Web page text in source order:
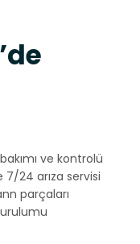
ve kontrolü
7/24 arıza servisi
parçaları